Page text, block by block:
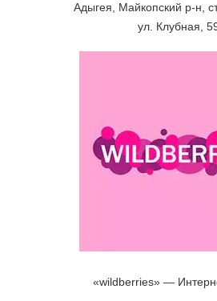
Адыгея, Майкопский р-н,
ул. Клубная,
«wildberries» —